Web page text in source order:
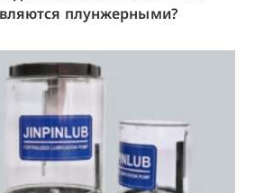
плунжерными?